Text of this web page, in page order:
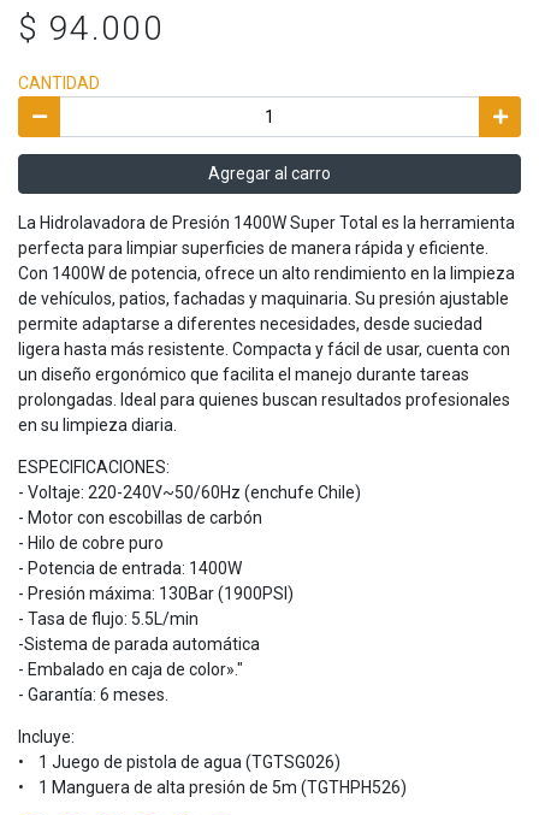
$ 94.000
CANTIDAD
Agregar al carro
La Hidrolavadora de Presión 1400W Super Total es la herramienta
perfecta para limpiar superficies de manera rápida y eficiente.
Con 1400W de potencia, ofrece un alto rendimiento en la limpieza
de vehículos, patios, fachadas y maquinaria. Su presión ajustable
permite adaptarse a diferentes necesidades, desde suciedad
ligera hasta más resistente. Compacta y fácil de usar, cuenta con
un diseño ergonómico que facilita el manejo durante tareas
prolongadas. Ideal para quienes buscan resultados profesionales
en su limpieza diaria.
ESPECIFICACIONES:
- Voltaje: 220-240V~50/60Hz (enchufe Chile)
- Motor con escobillas de carbón
- Hilo de cobre puro
- Potencia de entrada: 1400W
- Presión máxima: 130Bar (1900PSI)
- Tasa de flujo: 5.5L/min
-Sistema de parada automática
- Embalado en caja de color»."
- Garantía: 6 meses.
Incluye:
• 1 Juego de pistola de agua (TGTSG026)
• 1 Manguera de alta presión de 5m (TGTHPH526)